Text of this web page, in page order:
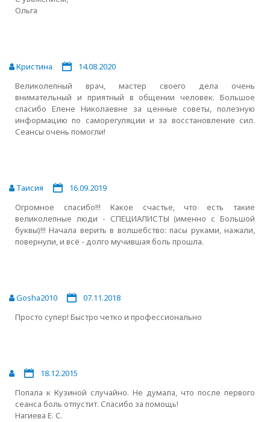
Ольга
Кристина
14.08.2020
Великолепный врач, мастер своего дела очень
внимательный и приятный в общении человек. Большое
спасибо Елене Николаевне за ценные советы, полезную
информацию по саморегуляции и за восстановление сил.
Сеансы очень помогли!
Таисия
16.09.2019
Огромное спасибо!!! Какое счастье, что есть такие
великолепные люди - СПЕЦИАЛИСТЫ (именно с Большой
буквы)!!! Начала верить в волшебство: пасы руками, нажали,
повернули, и всё - долго мучившая боль прошла.
Gosha2010
07.11.2018
Просто супер! Быстро четко и профессионально
18.12.2015
Попала к Кузиной случайно. Не думала, что после первого
сеанса боль отпустит. Спасибо за помощь!
Нагиева Е. С.